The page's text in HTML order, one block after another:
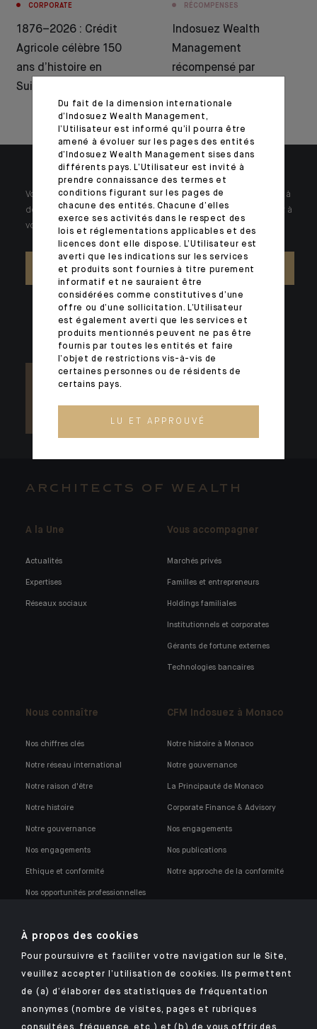
CORPORATE
1876–2026 : Crédit
Agricole célèbre 150
ans d’histoire en
Suisse
RÉCOMPENSES
Indosuez Wealth
Management
récompensé par
WealthBriefing
Votre patrimoine est unique et requiert des réponses spécifiques à
des problématiques singulières. Jour après jour, nos experts sont à
votre écoute.
NOUS CONTACTER
ARCHITECTS OF WEALTH
A la Une
Actualités
Expertises
Réseaux sociaux
Vous accompagner
Marchés privés
Familles et entrepreneurs
Holdings familiales
Institutionnels et corporates
Gérants de fortune externes
Technologies bancaires
Nous connaître
Nos chiffres clés
Notre réseau international
Notre raison d'être
Notre histoire
Notre gouvernance
Nos engagements
Ethique et conformité
Nos opportunités professionnelles
CFM Indosuez à Monaco
Notre histoire à Monaco
Notre gouvernance
La Principauté de Monaco
Corporate Finance & Advisory
Nos engagements
Nos publications
Notre approche de la conformité
Retrouvez notre application mobile Indosuez
Du fait de la dimension internationale
d’Indosuez Wealth Management,
l’Utilisateur est informé qu’il pourra être
amené à évoluer sur les pages des entités
d’Indosuez Wealth Management sises dans
différents pays. L’Utilisateur est invité à
prendre connaissance des termes et
conditions figurant sur les pages de
chacune des entités. Chacune d’elles
exerce ses activités dans le respect des
lois et réglementations applicables et des
licences dont elle dispose. L’Utilisateur est
averti que les indications sur les services
et produits sont fournies à titre purement
informatif et ne sauraient être
considérées comme constitutives d’une
offre ou d’une sollicitation. L’Utilisateur
est également averti que les services et
produits mentionnés peuvent ne pas être
fournis par toutes les entités et faire
l’objet de restrictions vis-à-vis de
certaines personnes ou de résidents de
certains pays.
LU ET APPROUVÉ
À propos des cookies
Pour poursuivre et faciliter votre navigation sur le Site,
veuillez accepter l’utilisation de cookies. Ils permettent
de (a) d’élaborer des statistiques de fréquentation
anonymes (nombre de visites, pages et rubriques